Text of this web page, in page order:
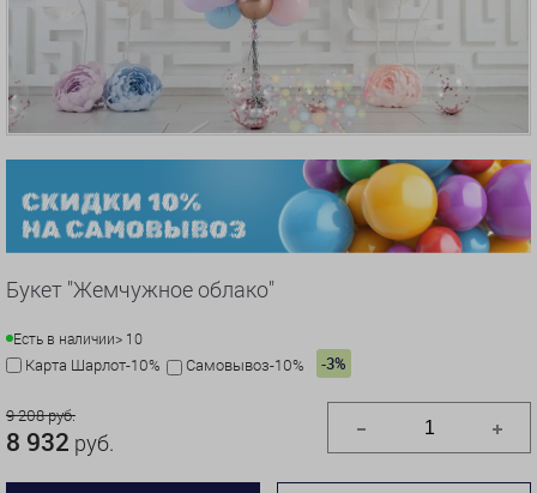
Букет "Жемчужное облако"
Есть в наличии> 10
Карта Шарлот-10% Самовывоз-10% -3%
9 208 руб.
8 932 руб.